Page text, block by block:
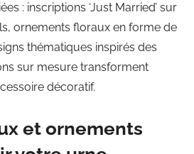
: inscriptions ‘Just Married’ sur
ornements floraux en forme de
thématiques inspirés des
sur mesure transforment
décoratif.
et ornements